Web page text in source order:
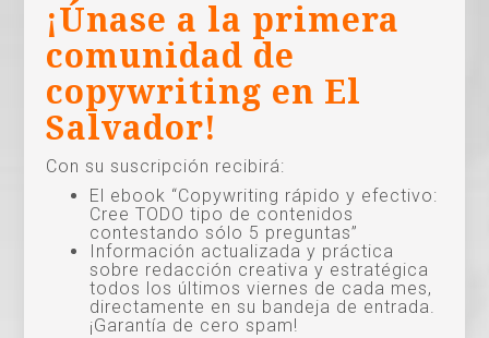
¡Únase a la primera
comunidad de
copywriting en El
Salvador!
Con su suscripción recibirá:
El ebook “Copywriting rápido y efectivo:
Cree TODO tipo de contenidos
contestando sólo 5 preguntas”
Información actualizada y práctica
sobre redacción creativa y estratégica
todos los últimos viernes de cada mes,
directamente en su bandeja de entrada.
¡Garantía de cero spam!